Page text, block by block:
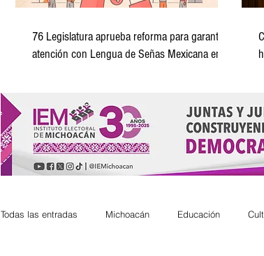
76 Legislatura aprueba reforma para garantizar
atención con Lengua de Señas Mexicana en
Todas las entradas Michoacán Educación